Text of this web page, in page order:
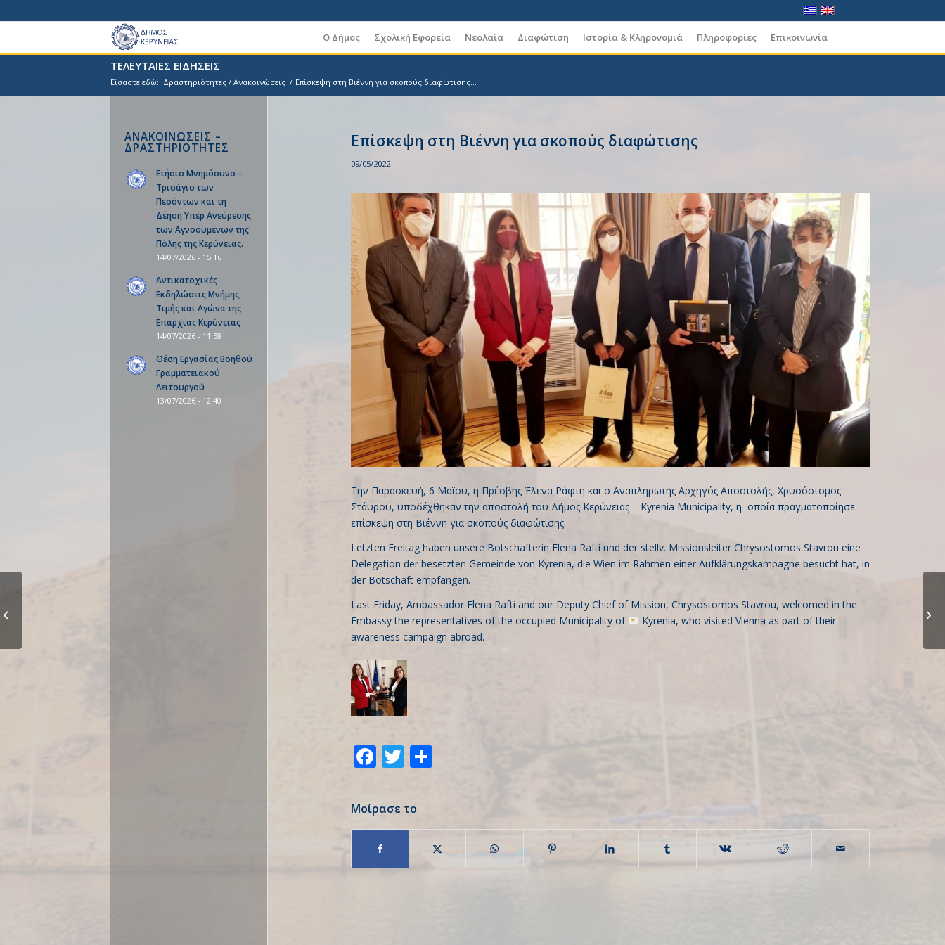
Ο Δήμος Σχολική Εφορεία Νεολαία Διαφώτιση Ιστορία & Κληρονομιά Πληροφορίες Επικοινωνία
ΤΕΛΕΥΤΑΙΕΣ ΕΙΔΗΣΕΙΣ
Είσαστε εδώ: Δραστηριότητες / Ανακοινώσεις / Eπίσκεψη στη Βιέννη για σκοπούς διαφώτισης...
Eπίσκεψη στη Βιέννη για σκοπούς διαφώτισης
09/05/2022
Tην Παρασκευή, 6 Μαϊου, η Πρέσβης Έλενα Ράφτη και ο Αναπληρωτής Αρχηγός Αποστολής, Χρυσόστομος
Στάυρου, υποδέχθηκαν την αποστολή του Δήμος Κερύνειας – Kyrenia Municipality, η οποία πραγματοποίησε
επίσκεψη στη Βιέννη για σκοπούς διαφώτισης.
Letzten Freitag haben unsere Botschafterin Elena Rafti und der stellv. Missionsleiter Chrysostomos Stavrou eine
Delegation der besetzten Gemeinde von Kyrenia, die Wien im Rahmen einer Aufklärungskampagne besucht hat, in
der Botschaft empfangen.
Last Friday, Ambassador Elena Rafti and our Deputy Chief of Mission, Chrysostomos Stavrou, welcomed in the
Embassy the representatives of the occupied Municipality of
Kyrenia, who visited Vienna as part of their
awareness campaign abroad.
Facebook
Twitter
Share
Μοίρασε το
ΑΝΑΚΟΙΝΩΣΕΙΣ –
ΔΡΑΣΤΗΡΙΟΤΗΤΕΣ
Ετήσιο Μνημόσυνο –
Τρισάγιο των
Πεσόντων και τη
Δέηση Υπέρ Ανεύρεσης
των Αγνοουμένων της
Πόλης της Κερύνειας.
14/07/2026 - 15:16
Αντικατοχικές
Εκδηλώσεις Μνήμης,
Τιμής και Αγώνα της
Επαρχίας Κερύνειας
14/07/2026 - 11:58
Θέση Εργασίας Βοηθού
Γραμματειακού
Λειτουργού
13/07/2026 - 12:40